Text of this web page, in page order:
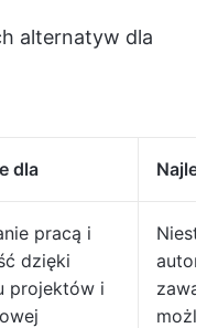
alternatyw dla
dla
pracą i
dzięki
projektów i